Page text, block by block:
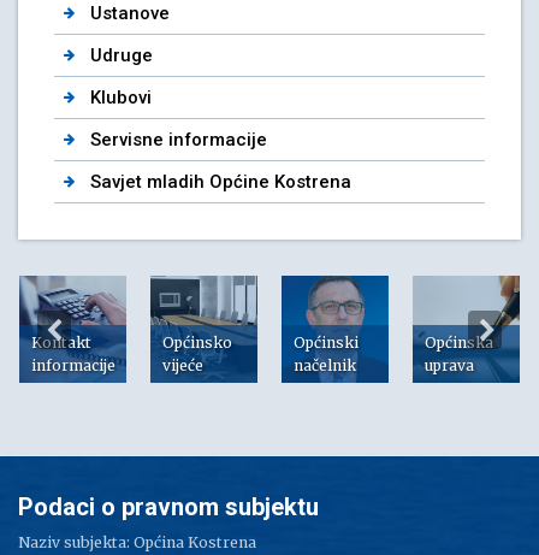
Ustanove
Udruge
Klubovi
Servisne informacije
Savjet mladih Općine Kostrena
Kontakt
informacije
Općinsko
vijeće
Općinski
načelnik
Općinska
uprava
Podaci o pravnom subjektu
Naziv subjekta: Općina Kostrena